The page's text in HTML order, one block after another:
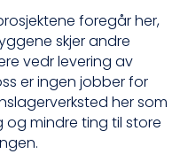
foregår her,
skjer andre
vedr levering av
er ingen jobber for
her som
og mindre ting til store